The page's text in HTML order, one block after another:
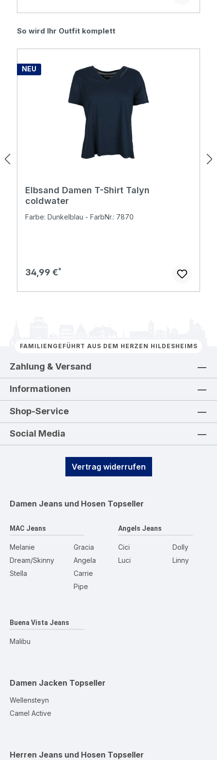
Produktgalerie überspringen
So wird Ihr Outfit komplett
NEU
Elbsand Damen T-Shirt Talyn
coldwater
Farbe: Dunkelblau - FarbNr.: 7870
Regulärer Preis:
34,99 €
FAMILIENGEFÜHRT AUS DEM HERZEN HILDESHEIMS
Zahlung & Versand
Informationen
Shop-Service
Social Media
Vertrag widerrufen
Damen Jeans und Hosen Topseller
MAC Jeans
Melanie
Dream/Skinny
Stella
Gracia
Angela
Carrie
Pipe
Angels Jeans
Cici
Luci
Dolly
Linny
Buena Vista Jeans
Malibu
Damen Jacken Topseller
Wellensteyn
Camel Active
Herren Jeans und Hosen Topseller